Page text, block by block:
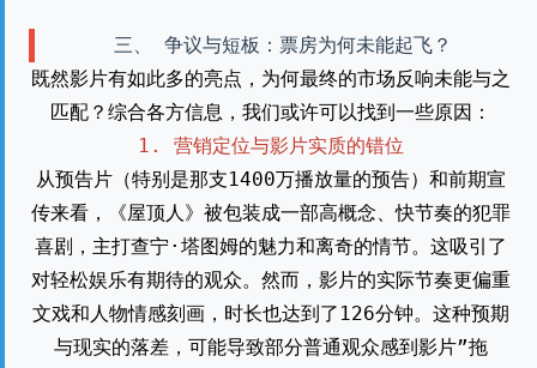
三、 争议与短板：票房为何未能起飞？
既然影片有如此多的亮点，为何最终的市场反响未能与之
匹配？综合各方信息，我们或许可以找到一些原因：
1. 营销定位与影片实质的错位
从预告片（特别是那支1400万播放量的预告）和前期宣
传来看，《屋顶人》被包装成一部高概念、快节奏的犯罪
喜剧，主打查宁·塔图姆的魅力和离奇的情节。这吸引了
对轻松娱乐有期待的观众。然而，影片的实际节奏更偏重
文戏和人物情感刻画，时长也达到了126分钟。这种预期
与现实的落差，可能导致部分普通观众感到影片”拖